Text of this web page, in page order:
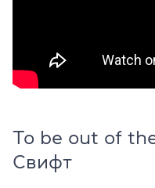
To be out of
Свифт